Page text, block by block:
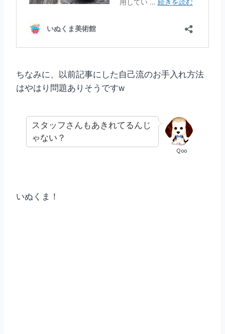
ちなみに、以前記事にした自己流のお手入れ方法
はやはり問題ありそうですw
Qoo
スタッフさんもあきれてるんじ
ゃない？
いぬくま！